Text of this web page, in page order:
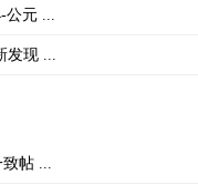
元 ...
现 ...
帖 ...